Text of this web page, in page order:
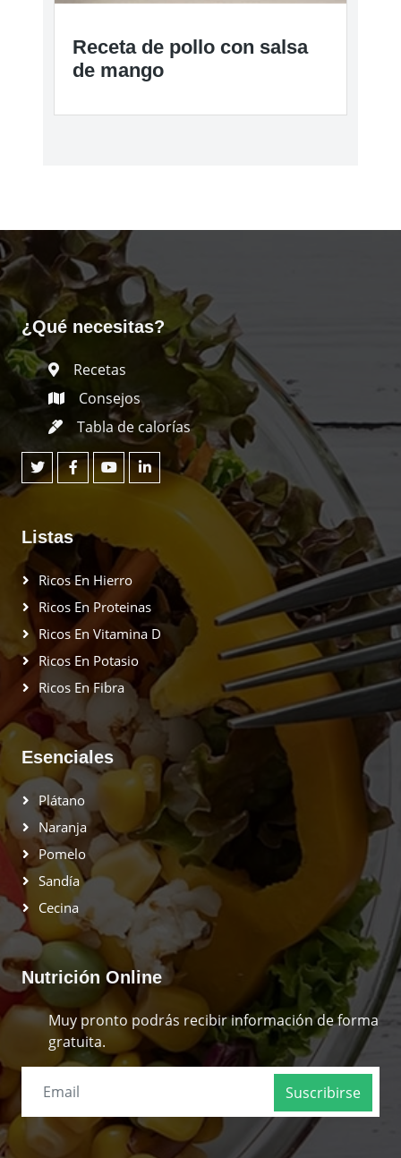
Receta de pollo con salsa
de mango
¿Qué necesitas?
Recetas
Consejos
Tabla de calorías
Listas
Ricos En Hierro
Ricos En Proteinas
Ricos En Vitamina D
Ricos En Potasio
Ricos En Fibra
Esenciales
Plátano
Naranja
Pomelo
Sandía
Cecina
Nutrición Online
Muy pronto podrás recibir información de forma
gratuita.
Suscribirse